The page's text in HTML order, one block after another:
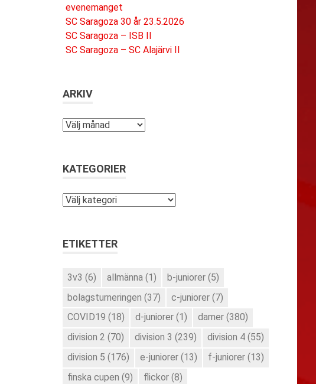
evenemanget
SC Saragoza 30 år 23.5.2026
SC Saragoza – ISB II
SC Saragoza – SC Alajärvi II
ARKIV
Arkiv
KATEGORIER
Kategorier
ETIKETTER
3v3 (6) allmänna (1) b-juniorer (5)
bolagsturneringen (37) c-juniorer (7)
COVID19 (18) d-juniorer (1) damer (380)
division 2 (70) division 3 (239) division 4 (55)
division 5 (176) e-juniorer (13) f-juniorer (13)
finska cupen (9) flickor (8)